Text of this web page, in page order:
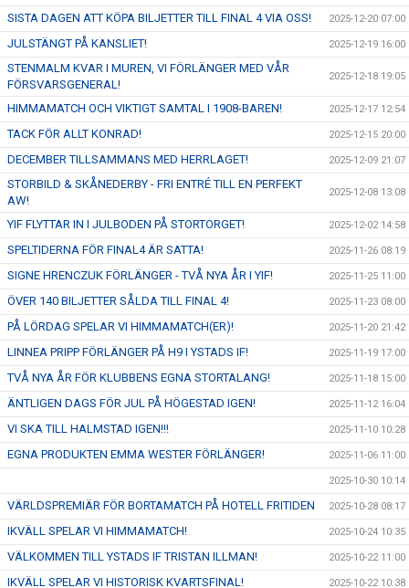
SISTA DAGEN ATT KÖPA BILJETTER TILL FINAL 4 VIA OSS! 2025-12-20 07:00
JULSTÄNGT PÅ KANSLIET! 2025-12-19 16:00
STENMALM KVAR I MUREN, VI FÖRLÄNGER MED VÅR
FÖRSVARSGENERAL!
2025-12-18 19:05
HIMMAMATCH OCH VIKTIGT SAMTAL I 1908-BAREN! 2025-12-17 12:54
TACK FÖR ALLT KONRAD! 2025-12-15 20:00
DECEMBER TILLSAMMANS MED HERRLAGET! 2025-12-09 21:07
STORBILD & SKÅNEDERBY - FRI ENTRÉ TILL EN PERFEKT
AW!
2025-12-08 13:08
YIF FLYTTAR IN I JULBODEN PÅ STORTORGET! 2025-12-02 14:58
SPELTIDERNA FÖR FINAL4 ÄR SATTA! 2025-11-26 08:19
SIGNE HRENCZUK FÖRLÄNGER - TVÅ NYA ÅR I YIF! 2025-11-25 11:00
ÖVER 140 BILJETTER SÅLDA TILL FINAL 4! 2025-11-23 08:00
PÅ LÖRDAG SPELAR VI HIMMAMATCH(ER)! 2025-11-20 21:42
LINNEA PRIPP FÖRLÄNGER PÅ H9 I YSTADS IF! 2025-11-19 17:00
TVÅ NYA ÅR FÖR KLUBBENS EGNA STORTALANG! 2025-11-18 15:00
ÄNTLIGEN DAGS FÖR JUL PÅ HÖGESTAD IGEN! 2025-11-12 16:04
VI SKA TILL HALMSTAD IGEN!!! 2025-11-10 10:28
EGNA PRODUKTEN EMMA WESTER FÖRLÄNGER! 2025-11-06 11:00
2025-10-30 10:14
VÄRLDSPREMIÄR FÖR BORTAMATCH PÅ HOTELL FRITIDEN 2025-10-28 08:17
IKVÄLL SPELAR VI HIMMAMATCH! 2025-10-24 10:35
VÄLKOMMEN TILL YSTADS IF TRISTAN ILLMAN! 2025-10-22 11:00
IKVÄLL SPELAR VI HISTORISK KVARTSFINAL! 2025-10-22 10:38